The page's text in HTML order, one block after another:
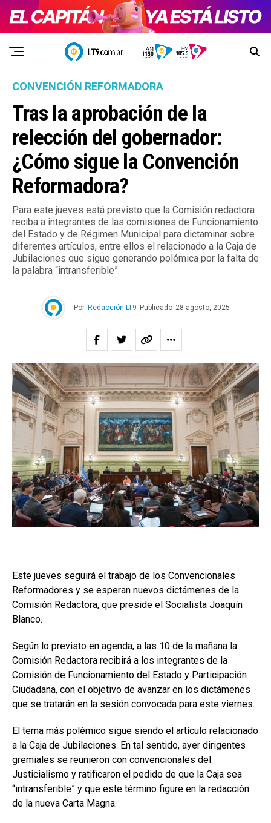
CONVENCIÓN REFORMADORA
Tras la aprobación de la
relección del gobernador:
¿Cómo sigue la Convención
Reformadora?
Para este jueves está previsto que la Comisión redactora
reciba a integrantes de las comisiones de Funcionamiento
del Estado y de Régimen Municipal para dictaminar sobre
diferentes artículos, entre ellos el relacionado a la Caja de
Jubilaciones que sigue generando polémica por la falta de
la palabra “intransferible”.
Por Redacción LT9 Publicado 28 agosto, 2025
Este jueves seguirá el trabajo de los Convencionales
Reformadores y se esperan nuevos dictámenes de la
Comisión Redactora, que preside el Socialista Joaquín
Blanco.
Según lo previsto en agenda, a las 10 de la mañana la
Comisión Redactora recibirá a los integrantes de la
Comisión de Funcionamiento del Estado y Participación
Ciudadana, con el objetivo de avanzar en los dictámenes
que se tratarán en la sesión convocada para este viernes.
El tema más polémico sigue siendo el artículo relacionado
a la Caja de Jubilaciones. En tal sentido, ayer dirigentes
gremiales se reunieron con convencionales del
Justicialismo y ratificaron el pedido de que la Caja sea
“intransferible” y que este término figure en la redacción
de la nueva Carta Magna.